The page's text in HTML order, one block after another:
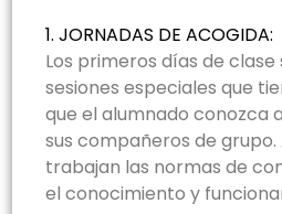
1. JORNADAS DE ACOGIDA:
Los primeros días de
sesiones especiales que
que el alumnado conozca
sus compañeros de grupo.
trabajan las normas de
el conocimiento y